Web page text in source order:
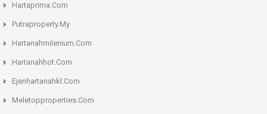
Hartaprima.Com
Putraproperty.My
Hartanahmilenium.Com
Hartanahhot.Com
Ejenhartanahkl.Com
Meletopproperties.Com